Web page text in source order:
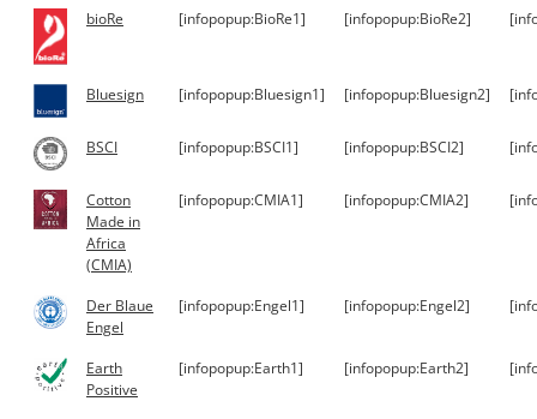
bioRe [infopopup:BioRe1] [infopopup:BioRe2]
Bluesign [infopopup:Bluesign1] [infopopup:Bluesign2]
BSCI [infopopup:BSCI1] [infopopup:BSCI2]
Cotton
Made in
Africa
(CMIA)
[infopopup:CMIA1] [infopopup:CMIA2]
Der Blaue
Engel
[infopopup:Engel1] [infopopup:Engel2]
Earth
Positive
[infopopup:Earth1] [infopopup:Earth2]